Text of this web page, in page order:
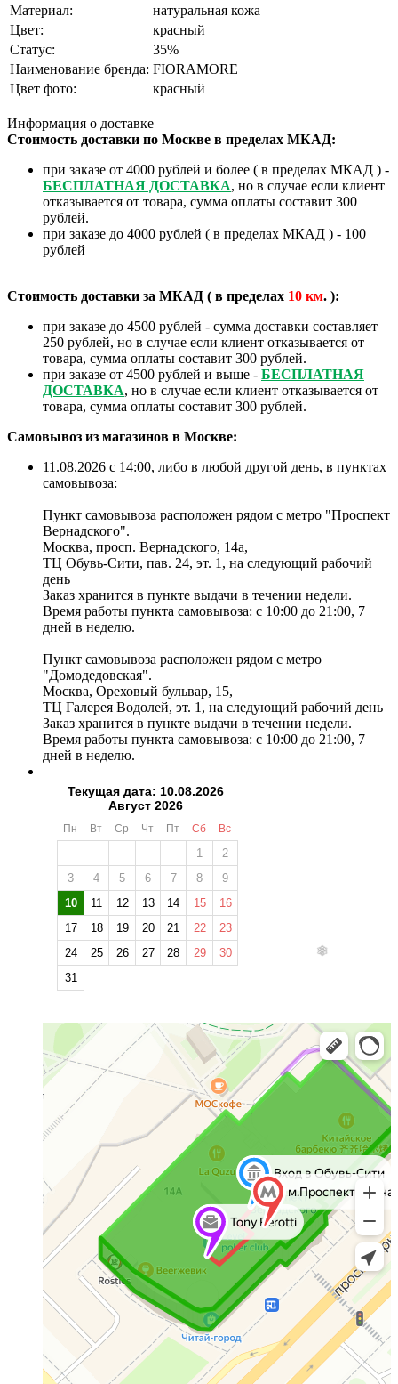
Материал:
натуральная кожа
Цвет:
красный
Статус:
35%
Наименование бренда: FIORAMORE
Цвет фото:
красный
Информация о доставке
Стоимость доставки по Москве в пределах МКАД:
при заказе от 4000 рублей и более ( в пределах МКАД ) -
БЕСПЛАТНАЯ ДОСТАВКА, но в случае если клиент
отказывается от товара, сумма оплаты составит 300
рублей.
при заказе до 4000 рублей ( в пределах МКАД ) - 100
рублей
Стоимость доставки за МКАД ( в пределах 10 км. ):
при заказе до 4500 рублей - сумма доставки составляет
250 рублей, но в случае если клиент отказывается от
товара, сумма оплаты составит 300 рублей.
при заказе от 4500 рублей и выше - БЕСПЛАТНАЯ
ДОСТАВКА, но в случае если клиент отказывается от
товара, сумма оплаты составит 300 рублей.
Самовывоз из магазинов в Москве:
11.08.2026 с 14:00, либо в любой другой день, в пунктах
самовывоза:
Пункт самовывоза расположен рядом с метро "Проспект
Вернадского".
Москва, просп. Вернадского, 14а,
ТЦ Обувь-Сити, пав. 24, эт. 1, на следующий рабочий
день
Заказ хранится в пункте выдачи в течении недели.
Время работы пункта самовывоза: с 10:00 до 21:00, 7
дней в неделю.
Пункт самовывоза расположен рядом с метро
"Домодедовская".
Москва, Ореховый бульвар, 15,
ТЦ Галерея Водолей, эт. 1, на следующий рабочий день
Заказ хранится в пункте выдачи в течении недели.
Время работы пункта самовывоза: с 10:00 до 21:00, 7
дней в неделю.
Текущая дата: 10.08.2026
Август 2026
Пн Вт Ср Чт Пт Сб Вс
1
2
3
4 5 6 7 8
9
10
11 12 13 14 15
16
17
18 19 20 21 22
23
24
25 26 27 28 29
30
31